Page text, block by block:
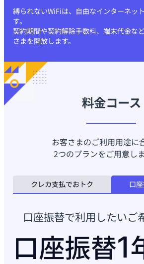
縛られないWiFiは、自由なインターネッ
す。
契約期間や契約解除手数料、端末代金な
さまを開放します。
料金コース
お客さまのご利用用途に
2つのプランをご用意し
クレカ支払でおトク 口
口座振替で利用したいご